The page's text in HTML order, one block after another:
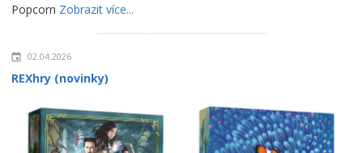
Popcorn Zobrazit více...
02.04.2026
REXhry (novinky)